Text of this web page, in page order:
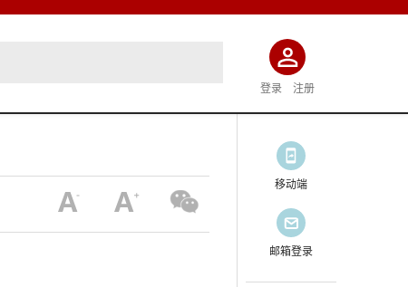
登录 注册
移动端
邮箱登录